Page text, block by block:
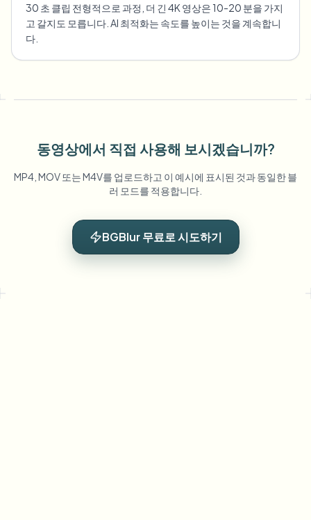
30 초 클립 전형적으로 과정, 더 긴 4K 영상은 10-20 분을 가지
고 갈지도 모릅니다. AI 최적화는 속도를 높이는 것을 계속합니
다.
동영상에서 직접 사용해 보시겠습니까?
MP4, MOV 또는 M4V를 업로드하고 이 예시에 표시된 것과 동일한 블
러 모드를 적용합니다.
BGBlur 무료로 시도하기